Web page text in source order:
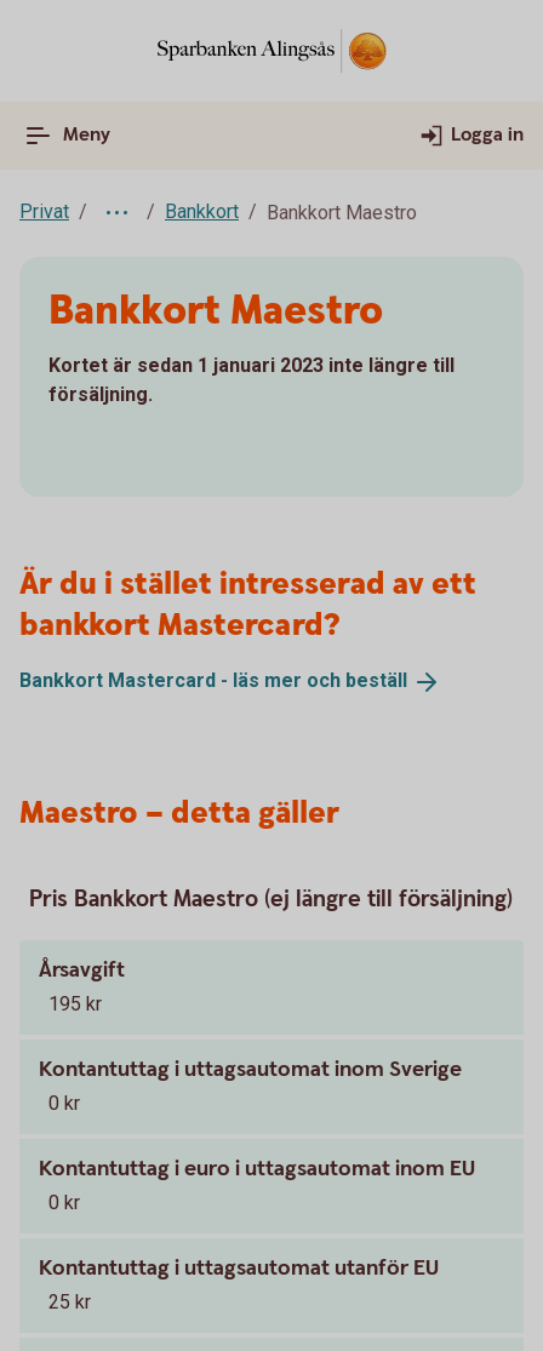
Meny Logga in
Privat Bankkort Bankkort Maestro
Bankkort Maestro
Kortet är sedan 1 januari 2023 inte längre till
försäljning.
Är du i stället intresserad av ett
bankkort Mastercard?
Bankkort Mastercard - läs mer och beställ
Maestro – detta gäller
Pris Bankkort Maestro (ej längre till försäljning)
Årsavgift
195 kr
Kontantuttag i uttagsautomat inom Sverige
0 kr
Kontantuttag i euro i uttagsautomat inom EU
0 kr
Kontantuttag i uttagsautomat utanför EU
25 kr